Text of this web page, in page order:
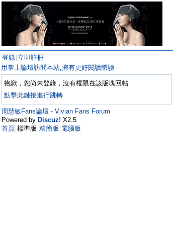
登錄 立即註冊
用掌上論壇訪問本站,擁有更好閱讀體驗
抱歉，您尚未登錄，沒有權限在該版塊回帖
點擊此鏈接進行跳轉
周慧敏Fans論壇 - Vivian Fans Forum
Powered by Discuz! X2.5
首頁 標準版 精簡版 電腦版